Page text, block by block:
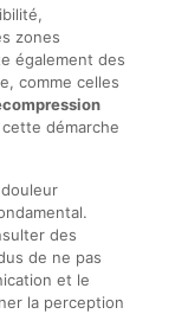
zones
également des
comme celles
démarche
des
de ne pas
et le
la perception